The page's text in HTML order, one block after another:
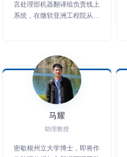
言处理部机器翻译组负责线上
系统，在微软亚洲工程院从事
马耀
助理教授
密歇根州立大学博士，即将作